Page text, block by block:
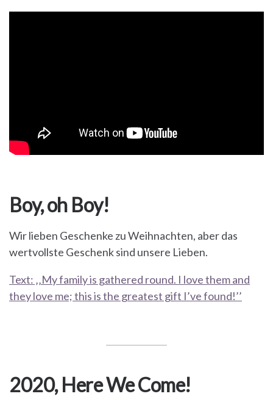
Boy, oh Boy!
Wir lieben Geschenke zu Weihnachten, aber das
wertvollste Geschenk sind unsere Lieben.
Text: ‚‚My family is gathered round. I love them and
they love me; this is the greatest gift I’ve found!’’
2020, Here We Come!